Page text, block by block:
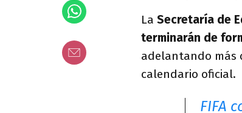
La Secretaría de
terminarán de
adelantando más
calendario oficial.
FIFA